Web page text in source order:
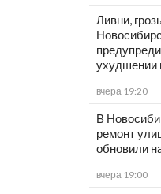
Ливни,
ухудшении
вчера 19:20
В
ремонт
обновили
вчера 19:00